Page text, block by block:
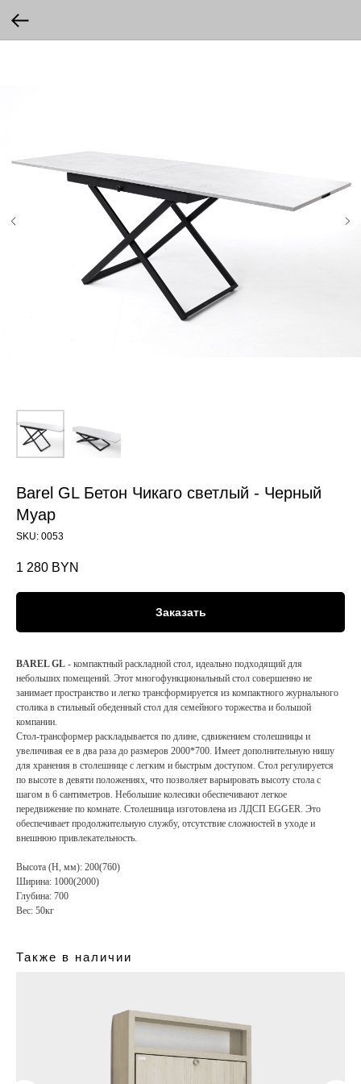
Barel GL Бетон Чикаго светлый - Черный
Муар
SKU: 0053
1 280 BYN
Заказать
BAREL GL - компактный раскладной стол, идеально подходящий для
небольших помещений. Этот многофункциональный стол совершенно не
занимает пространство и легко трансформируется из компактного журнального
столика в стильный обеденный стол для семейного торжества и большой
компании.
Стол-трансформер раскладывается по длине, сдвижением столешницы и
увеличивая ее в два раза до размеров 2000*700. Имеет дополнительную нишу
для хранения в столешнице с легким и быстрым доступом. Стол регулируется
по высоте в девяти положениях, что позволяет варьировать высоту стола с
шагом в 6 сантиметров. Небольшие колесики обеспечивают легкое
передвижение по комнате. Столешница изготовлена из ЛДСП EGGER. Это
обеспечивает продолжительную службу, отсутствие сложностей в уходе и
внешнюю привлекательность.
Высота (H, мм): 200(760)
Ширина: 1000(2000)
Глубина: 700
Вес: 50кг
Также в наличии